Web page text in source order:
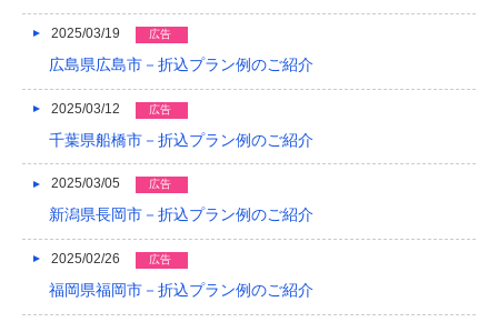
2013/08
2013/07
2013/05
2013/04
2013/03
2025/03/19 広告
広島県広島市－折込プラン例のご紹介
2025/03/12 広告
千葉県船橋市－折込プラン例のご紹介
2025/03/05 広告
新潟県長岡市－折込プラン例のご紹介
2025/02/26 広告
福岡県福岡市－折込プラン例のご紹介